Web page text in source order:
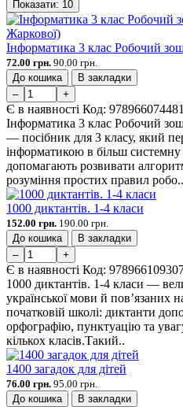
Показати: 10
Інформатика 3 клас Робочий
72.00 грн. 90.00 грн.
До кошика
В закладки
–
+
Є в наявності Код:
Інформатика 3 клас Робочий
— посібник для 3 класу, який
інформатикою в більш
допомагають розвивати
розуміння простих правил робо..
1000 диктантів. 1-4 класи
152.00 грн. 190.00 грн.
До кошика
В закладки
–
+
Є в наявності Код:
1000 диктантів. 1-4 класи —
української мови й пов’язаних
початковій школі: диктанти
орфографію, пунктуацію та
кількох класів.Такий..
1400 загадок для дітей
76.00 грн. 95.00 грн.
До кошика
В закладки